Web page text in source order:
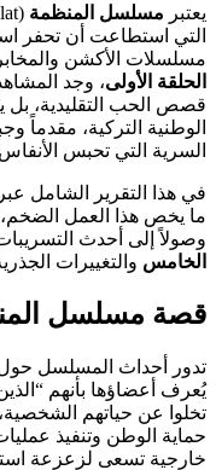
يعتبر مسلسل المنظمة
التي استطاعت أن تحفر
مسلسلات الأكشن
الحلقة الأولى، وجد
قصص الحب التقليدية، بل
الوطنية التركية، مقدماً
السرية التي تحبس الأنفاس
في هذا التقرير الشامل
ما يخص هذا العمل الضخم،
وصولاً إلى أحدث
الخامس والتغييرات
قصة مسلسل
تدور أحداث المسلسل حول
يُعرف أعضاؤها بأنهم
تخلوا عن حياتهم
حماية الوطن وتنفيذ
خارجية تسعى لزعزعة